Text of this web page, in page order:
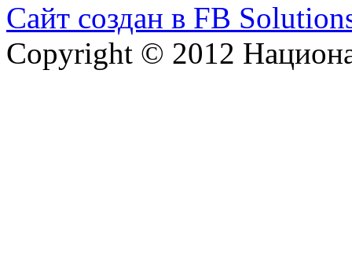
Сайт создан в FB
Copyright © 2012